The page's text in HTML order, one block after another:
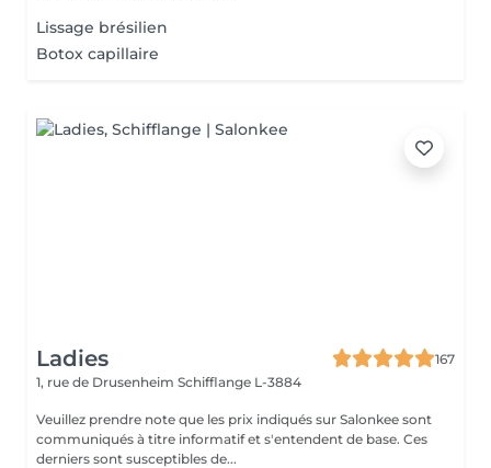
Lissage brésilien
Botox capillaire
Ladies
167
1, rue de Drusenheim Schifflange L-3884
Veuillez prendre note que les prix indiqués sur Salonkee sont
communiqués à titre informatif et s'entendent de base. Ces
derniers sont susceptibles de...